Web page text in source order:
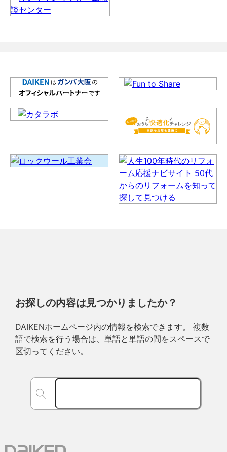
お探しの内容は見つかりましたか？
DAIKENホームページ内の情報を検索できます。 複数
語で検索を行う場合は、単語と単語の間をスペースで
区切ってください。